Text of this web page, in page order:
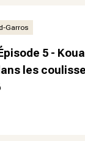
Garros
5 -
les